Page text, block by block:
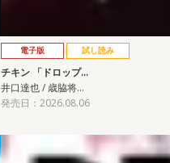
電子版 試し読み
チキン 「ドロップ…
井口達也 / 歳脇将…
発売日：2026.08.06